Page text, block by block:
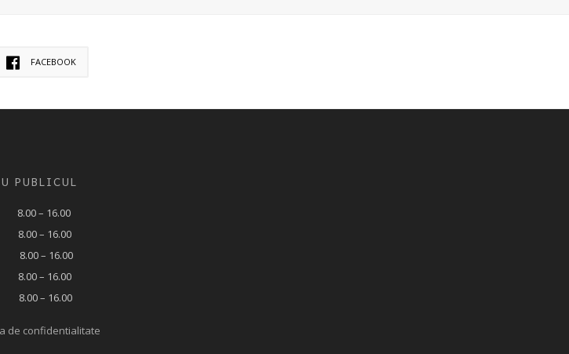
FACEBOOK
PUBLICUL
– 16.00
– 16.00
– 16.00
– 16.00
– 16.00
de confidentialitate